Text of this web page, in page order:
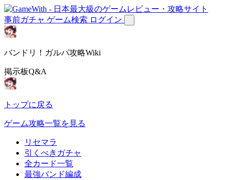
事前ガチャ ゲーム検索 ログイン
バンドリ！ガルパ攻略Wiki
掲示板Q&A
トップに戻る
ゲーム攻略一覧を見る
リセマラ
引くべきガチャ
全カード一覧
最強バンド編成